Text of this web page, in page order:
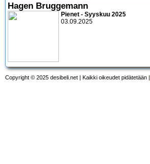
Hagen Bruggemann
Pienet - Syyskuu 2025
03.09.2025
Copyright © 2025 desibeli.net | Kaikki oikeudet pidätetään |